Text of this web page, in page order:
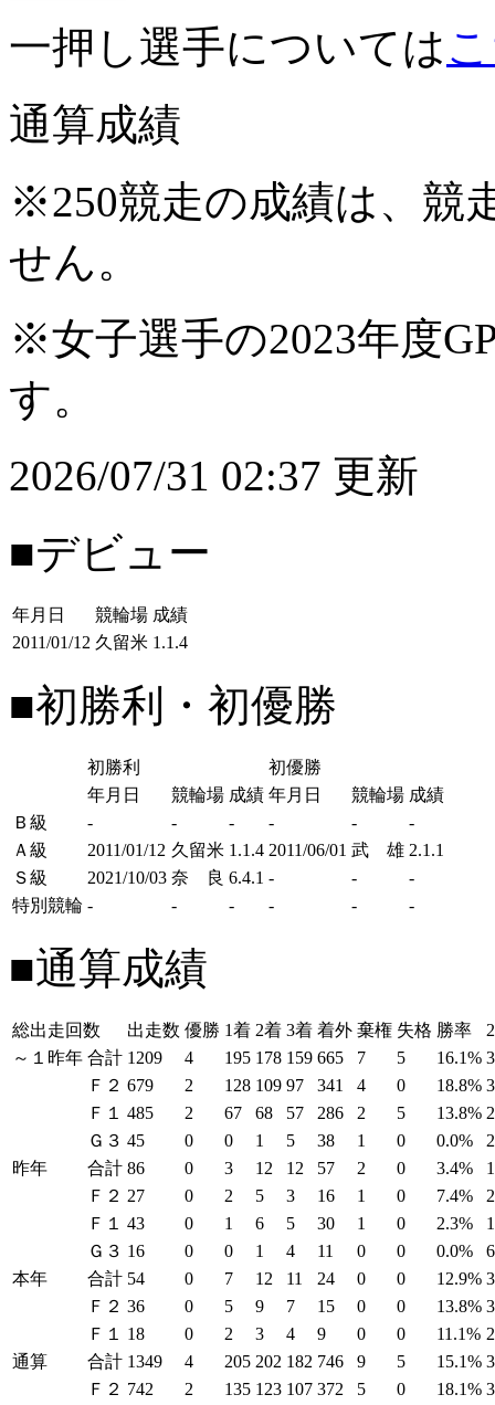
一押し選手については
通算成績
※250競走の成績は、競
せん。
※女子選手の2023年度
す。
2026/07/31 02:37 更新
■デビュー
年月日 競輪場 成績
2011/01/12 久留米 1.1.4
■初勝利・初優勝
初勝利
初優勝
年月日
競輪場 成績 年月日 競輪場 成績
Ｂ級
- - - - -
-
Ａ級
2011/01/12 久留米 1.1.4 2011/06/01 武 雄 2.1.1
Ｓ級
2021/10/03 奈 良 6.4.1 - -
-
特別競輪 - - - - - -
■通算成績
総出走回数 出走数 優勝 1着 2着 3着 着外 棄権 失格 勝率
～１昨年 合計 1209 4 195 178 159 665 7 5 16.1%
Ｆ２ 679 2 128 109 97 341 4 0 18.8%
Ｆ１
485 2 67 68 57 286 2 5 13.8%
Ｇ３ 45 0 0 1 5 38 1 0 0.0%
昨年
合計 86 0 3 12 12 57 2 0 3.4%
Ｆ２ 27 0 2 5 3 16 1 0 7.4%
Ｆ１
43 0 1 6 5 30 1 0 2.3%
Ｇ３ 16 0 0 1 4 11 0 0 0.0%
本年
合計 54 0 7 12 11 24 0 0 12.9%
Ｆ２ 36 0 5 9 7 15 0 0 13.8%
Ｆ１
18 0 2 3 4 9 0 0 11.1%
通算
合計 1349 4 205 202 182 746 9 5 15.1%
Ｆ２ 742 2 135 123 107 372 5 0 18.1%